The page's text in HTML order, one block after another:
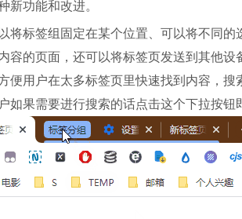
新功能和改进。
将标签组固定在某个位置、可以将不同的
容的页面，还可以将标签页发送到其他设
便用户在太多标签页里快速找到内容，搜
如果需要进行搜索的话点击这个下拉按钮